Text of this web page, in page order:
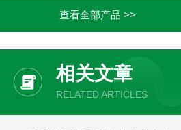
查看全部产品 >>
相关文章
RELATED ARTICLES